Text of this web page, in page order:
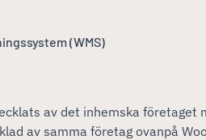
(WMS)
av det inhemska företaget
av samma företag ovanpå